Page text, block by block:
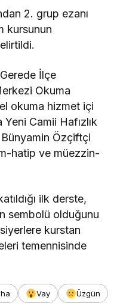
2. grup ezanı
kursunun
İlçe
Okuma
okuma hizmet içi
Camii Hafızlık
Bünyamin Özçiftçi
hatip ve müezzin-
ilk derste,
sembolü olduğunu
kurstan
temennisinde
Vay
Üzgün